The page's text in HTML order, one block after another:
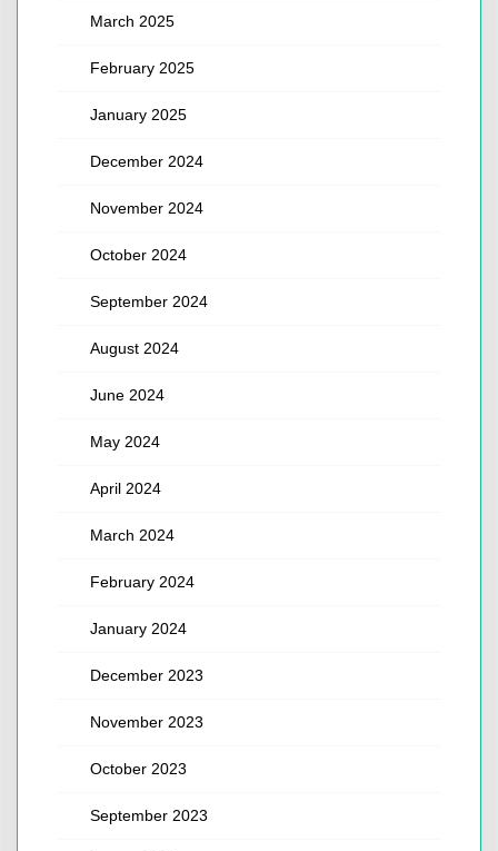
March 2025
February 2025
January 2025
December 2024
November 2024
October 2024
September 2024
August 2024
June 2024
May 2024
April 2024
March 2024
February 2024
January 2024
December 2023
November 2023
October 2023
September 2023